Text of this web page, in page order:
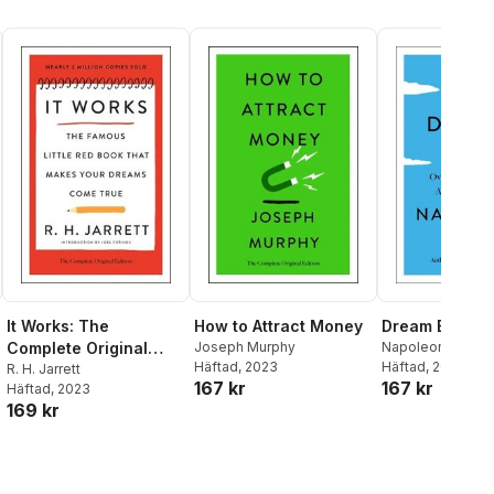
It Works: The
Complete Original
Edition
R. H. Jarrett
Häftad, 2023
169 kr
How to Attract Money
Joseph Murphy
Häftad, 2023
167 kr
Dream Big
Napoleon Hill
Häftad, 2022
167 kr